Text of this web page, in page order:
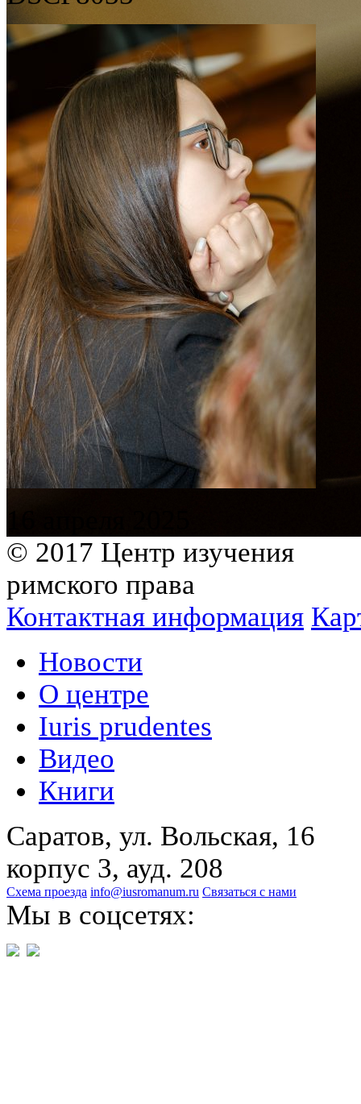
© 2017 Центр изучения
римского права
Контактная информация
Новости
О центре
Iuris prudentes
Видео
Книги
Саратов, ул. Вольская, 16
корпус 3, ауд. 208
Схема проезда info@iusromanum.ru Связаться с нами
Мы в соцсетях: